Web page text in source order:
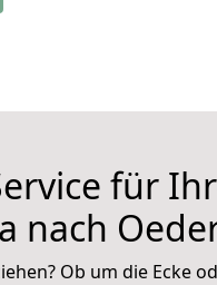
für
nach
Ob um die Ecke